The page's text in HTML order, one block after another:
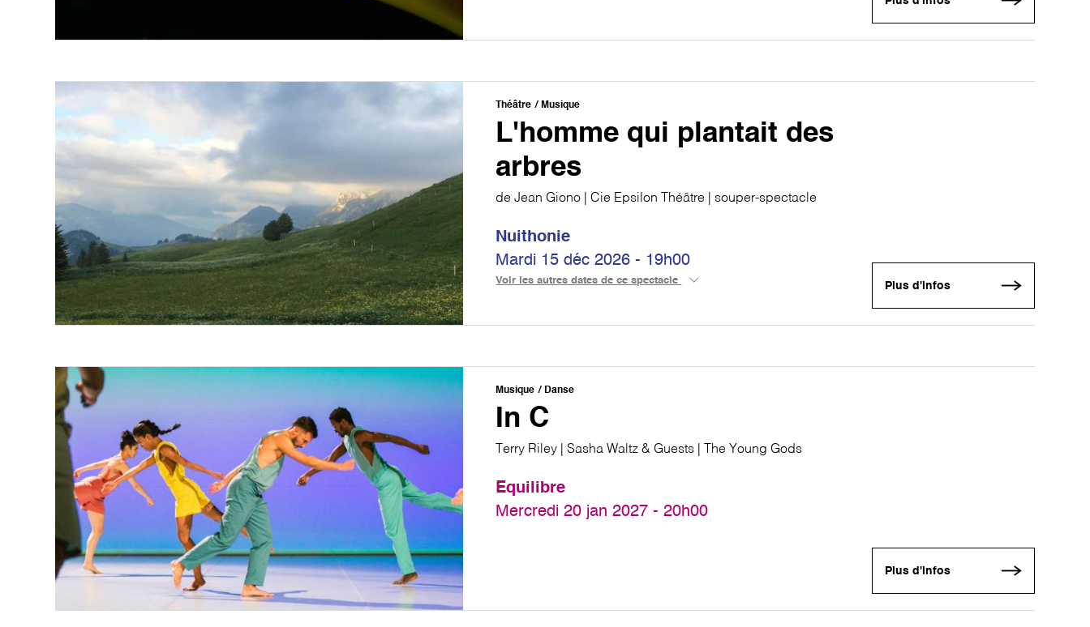
Théâtre Musique
L'homme qui plantait des
arbres
de Jean Giono | Cie Epsilon Théâtre | souper-spectacle
Nuithonie
Mardi 15 déc 2026 - 19h00
Voir les autres dates de ce spectacle Plus d'infos
Musique Danse
In C
Terry Riley | Sasha Waltz & Guests | The Young Gods
Equilibre
Mercredi 20 jan 2027 - 20h00
Plus d'infos